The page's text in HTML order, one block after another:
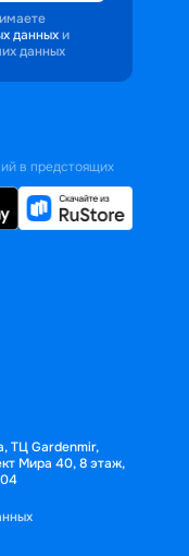
данных и
данных
в предстоящих
ТЦ Gardenmir,
Мира 40, 8 этаж,